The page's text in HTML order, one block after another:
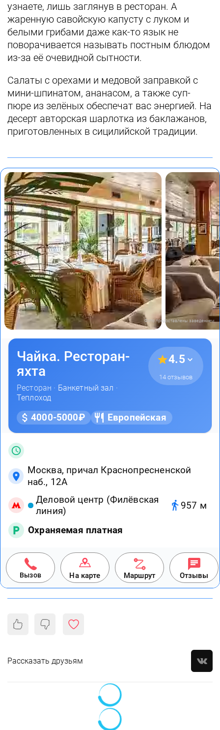
узнаете, лишь заглянув в ресторан. А
жаренную савойскую капусту с луком и
белыми грибами даже как-то язык не
поворачивается называть постным блюдом
из-за её очевидной сытности.
Салаты с орехами и медовой заправкой с
мини-шпинатом, ананасом, а также суп-
пюре из зелёных обеспечат вас энергией. На
десерт авторская шарлотка из баклажанов,
приготовленных в сицилийской традиции.
Фото предоставлены заведением
Чайка. Ресторан-
яхта
Ресторан · Банкетный зал ·
Теплоход
4.5
14 отзывов
4000-5000₽ Европейская
Москва, причал Краснопресненской
наб., 12А
Деловой центр (Филёвская
линия)
957 м
Охраняемая платная
Вызов На карте Маршрут Отзывы
Рассказать друзьям